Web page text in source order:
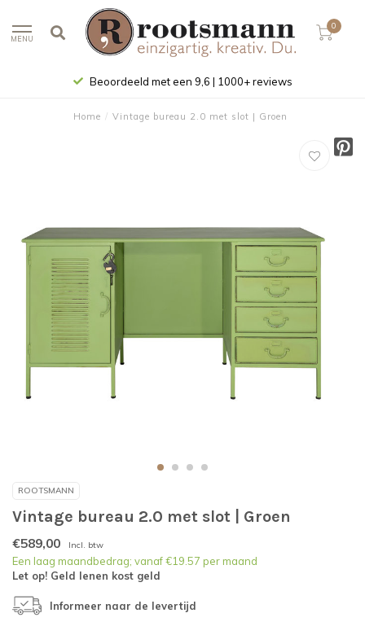
MENU
0
Beoordeeld met een 9,6 | 1000+ reviews
Home / Vintage bureau 2.0 met slot | Groen
ROOTSMANN
Vintage bureau 2.0 met slot | Groen
€589,00 Incl. btw
Een laag maandbedrag; vanaf €19.57 per maand
Let op! Geld lenen kost geld
Informeer naar de levertijd